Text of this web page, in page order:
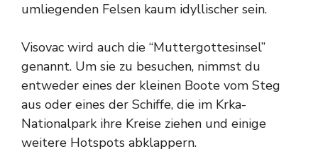
umliegenden Felsen kaum idyllischer sein.
Visovac wird auch die “Muttergottesinsel”
genannt. Um sie zu besuchen, nimmst du
entweder eines der kleinen Boote vom Steg
aus oder eines der Schiffe, die im Krka-
Nationalpark ihre Kreise ziehen und einige
weitere Hotspots abklappern.